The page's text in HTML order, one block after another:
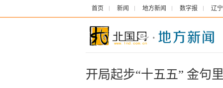
首页 新闻 地方新闻 数字报 辽
开局起步“十五五” 金句